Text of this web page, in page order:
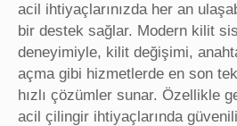
acil ihtiyaçlarınızda her an
bir destek sağlar. Modern kilit
deneyimiyle, kilit değişimi,
açma gibi hizmetlerde en son
hızlı çözümler sunar. Özellikle
acil çilingir ihtiyaçlarında